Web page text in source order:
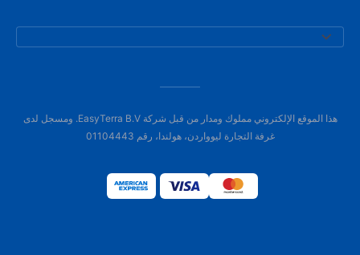
هذا الموقع الإلكتروني مملوك ومدار من قبل شركة EasyTerra B.V. ومسجل لدى
غرفة التجارة ليوواردن، هولندا، رقم 01104443